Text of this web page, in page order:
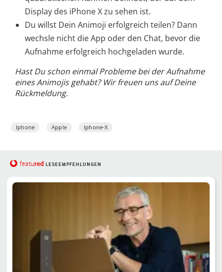
Display des iPhone X zu sehen ist.
Du willst Dein Animoji erfolgreich teilen? Dann
wechsle nicht die App oder den Chat, bevor die
Aufnahme erfolgreich hochgeladen wurde.
Hast Du schon einmal Probleme bei der Aufnahme
eines Animojis gehabt? Wir freuen uns auf Deine
Rückmeldung.
Iphone Apple Iphone-X
featured LESEEMPFEHLUNGEN